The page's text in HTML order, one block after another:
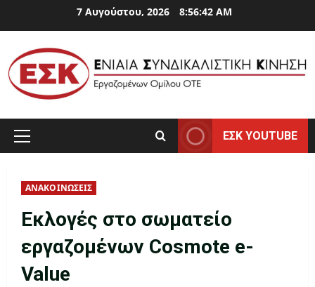
to
content
7 Αυγούστου, 2026 8:56:42 AM
Primary
ΕΣΚ YOUTUBE
ΑΝΑΚΟΙΝΩΣΕΙΣ
Εκλογές στο σωματείο
εργαζομένων Cosmote e-
Value